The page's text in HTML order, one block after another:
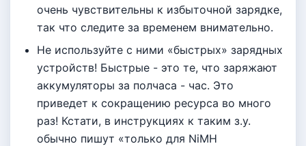
очень чувствительны к избыточной зарядке,
так что следите за временем внимательно.
Не используйте с ними «быстрых» зарядных
устройств! Быстрые - это те, что заряжают
аккумуляторы за полчаса - час. Это
приведет к сокращению ресурса во много
раз! Кстати, в инструкциях к таким з.у.
обычно пишут «только для NiMH